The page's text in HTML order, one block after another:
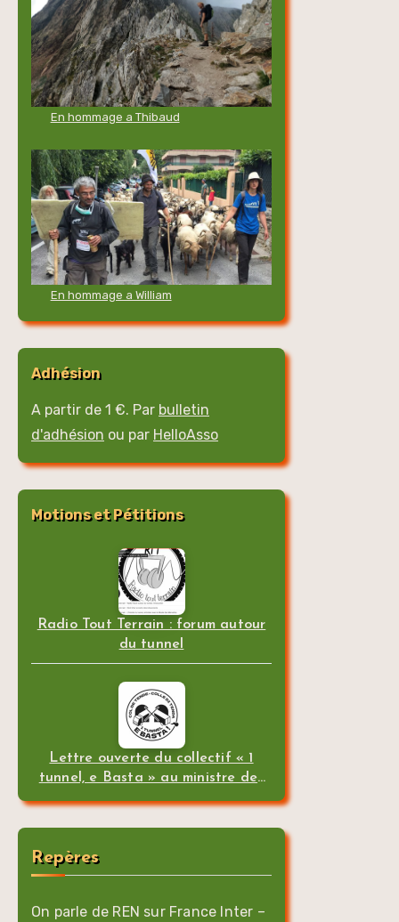
En hommage a Thibaud
En hommage a William
Adhésion
A partir de 1 €. Par bulletin
d'adhésion ou par HelloAsso
Motions et Pétitions
Radio Tout Terrain : forum autour
du tunnel
Lettre ouverte du collectif « 1
tunnel, e Basta » au ministre des
Repères
On parle de REN sur France Inter –